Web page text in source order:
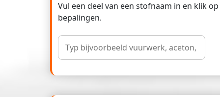
Vul een deel van een stofnaam in en klik
bepalingen.